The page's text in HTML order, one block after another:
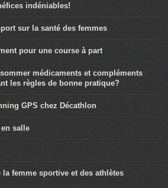
indéniables!
sur la santé des femmes
pour une course à part
médicaments et compléments
les règles de bonne pratique?
GPS chez Décathlon
salle
femme sportive et des athlètes